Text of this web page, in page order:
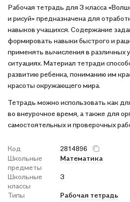
Рабочая тетрадь для 3 класса
и рисуй» предназначена для
навыков учащихся. Содержание
формировать навыки быстрого и
применять вычисления в различных
ситуациях. Материал тетради
развитию ребенка, пониманию им
красоты окружающего мира.
Тетрадь можно использовать как
во внеурочное время, а также для
самостоятельных и проверочных
Код
2814896
Школьные
предметы
Математика
Школьные
классы
3
Типы
Рабочая тетрадь